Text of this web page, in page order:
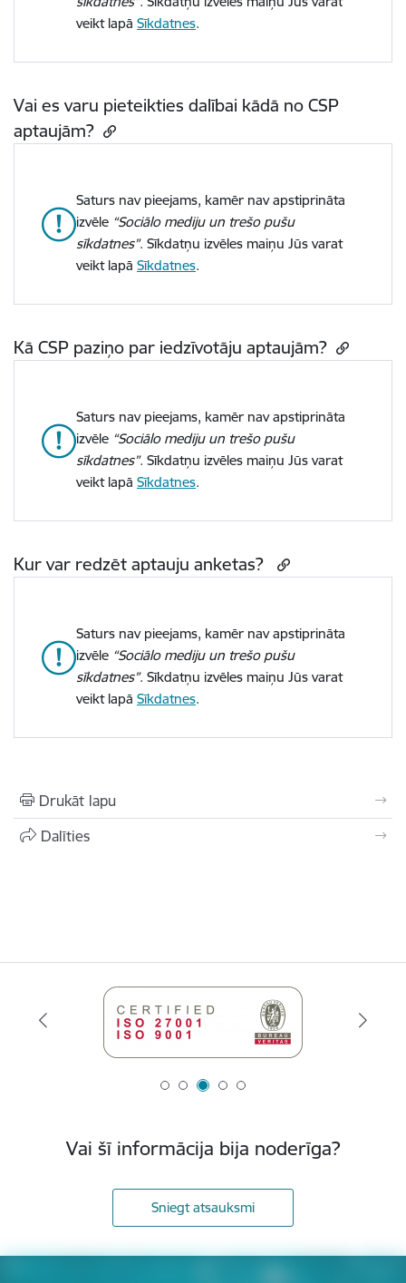
veikt lapā Sīkdatnes.
Vai es varu pieteikties dalībai kādā no CSP
aptaujām?
Saturs nav pieejams, kamēr nav apstiprināta
izvēle “Sociālo mediju un trešo pušu
sīkdatnes”. Sīkdatņu izvēles maiņu Jūs varat
veikt lapā Sīkdatnes.
Kā CSP paziņo par iedzīvotāju aptaujām?
Saturs nav pieejams, kamēr nav apstiprināta
izvēle “Sociālo mediju un trešo pušu
sīkdatnes”. Sīkdatņu izvēles maiņu Jūs varat
veikt lapā Sīkdatnes.
Kur var redzēt aptauju anketas?
Saturs nav pieejams, kamēr nav apstiprināta
izvēle “Sociālo mediju un trešo pušu
sīkdatnes”. Sīkdatņu izvēles maiņu Jūs varat
veikt lapā Sīkdatnes.
Drukāt lapu
Dalīties
Vai šī informācija bija noderīga?
Sniegt atsauksmi